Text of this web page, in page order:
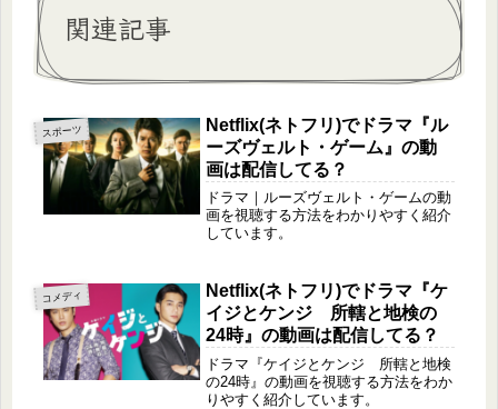
関連記事
スポーツ
Netflix(ネトフリ)でドラマ『ル
ーズヴェルト・ゲーム』の動
画は配信してる？
ドラマ｜ルーズヴェルト・ゲームの動
画を視聴する方法をわかりやすく紹介
しています。
コメディ
Netflix(ネトフリ)でドラマ『ケ
イジとケンジ 所轄と地検の
24時』の動画は配信してる？
ドラマ『ケイジとケンジ 所轄と地検
の24時』の動画を視聴する方法をわか
りやすく紹介しています。